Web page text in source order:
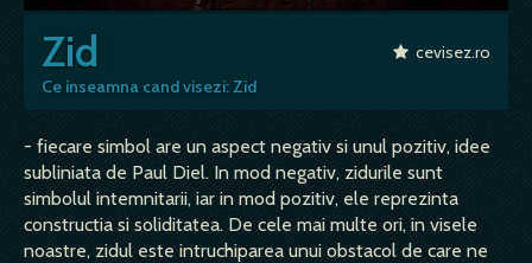
Zid
Ce inseamna cand visezi: Zid
cevisez.ro
- fiecare simbol are un aspect negativ si unul pozitiv, idee
subliniata de Paul Diel. In mod negativ, zidurile sunt
simbolul intemnitarii, iar in mod pozitiv, ele reprezinta
constructia si soliditatea. De cele mai multe ori, in visele
noastre, zidul este intruchiparea unui obstacol de care ne